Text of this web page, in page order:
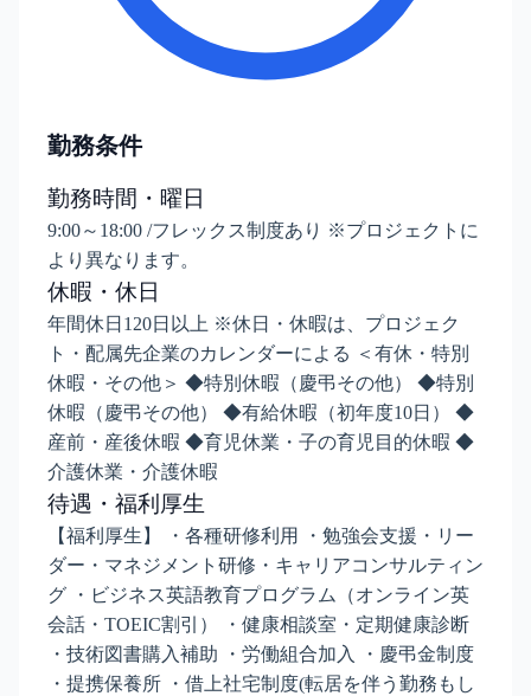
勤務条件
勤務時間・曜日
9:00～18:00 /フレックス制度あり ※プロジェクトに
より異なります。
休暇・休日
年間休日120日以上 ※休日・休暇は、プロジェク
ト・配属先企業のカレンダーによる ＜有休・特別
休暇・その他＞ ◆特別休暇（慶弔その他） ◆特別
休暇（慶弔その他） ◆有給休暇（初年度10日） ◆
産前・産後休暇 ◆育児休業・子の育児目的休暇 ◆
介護休業・介護休暇
待遇・福利厚生
【福利厚生】 ・各種研修利用 ・勉強会支援・リー
ダー・マネジメント研修・キャリアコンサルティン
グ ・ビジネス英語教育プログラム（オンライン英
会話・TOEIC割引） ・健康相談室・定期健康診断
・技術図書購入補助 ・労働組合加入 ・慶弔金制度
・提携保養所 ・借上社宅制度(転居を伴う勤務もし